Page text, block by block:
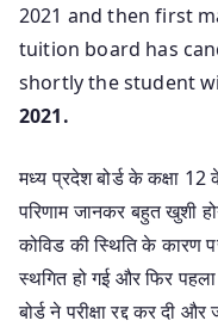
2021 and then first
tuition board has
shortly the student
2021.
मध्य प्रदेश बोर्ड के कक्षा 12
परिणाम जानकर बहुत खुशी
कोविड की स्थिति के कारण
स्थगित हो गई और फिर
बोर्ड ने परीक्षा रद्द कर दी